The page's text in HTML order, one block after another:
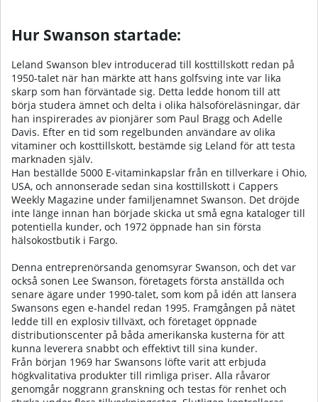
Hur Swanson startade:
Leland Swanson blev introducerad till kosttillskott redan på
1950-talet när han märkte att hans golfsving inte var lika
skarp som han förväntade sig. Detta ledde honom till att
börja studera ämnet och delta i olika hälsoföreläsningar, där
han inspirerades av pionjärer som Paul Bragg och Adelle
Davis. Efter en tid som regelbunden användare av olika
vitaminer och kosttillskott, bestämde sig Leland för att testa
marknaden själv.
Han beställde 5000 E-vitaminkapslar från en tillverkare i Ohio,
USA, och annonserade sedan sina kosttillskott i Cappers
Weekly Magazine under familjenamnet Swanson. Det dröjde
inte länge innan han började skicka ut små egna kataloger till
potentiella kunder, och 1972 öppnade han sin första
hälsokostbutik i Fargo.
Denna entreprenörsanda genomsyrar Swanson, och det var
också sonen Lee Swanson, företagets första anställda och
senare ägare under 1990-talet, som kom på idén att lansera
Swansons egen e-handel redan 1995. Framgången på nätet
ledde till en explosiv tillväxt, och företaget öppnade
distributionscenter på båda amerikanska kusterna för att
kunna leverera snabbt och effektivt till sina kunder.
Från början 1969 har Swansons löfte varit att erbjuda
högkvalitativa produkter till rimliga priser. Alla råvaror
genomgår noggrann granskning och testas för renhet och